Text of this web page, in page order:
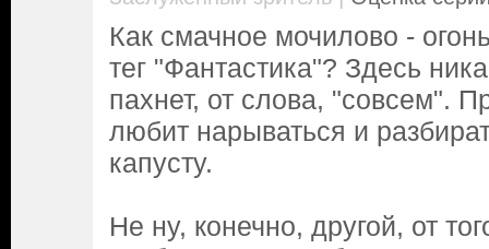
Как смачное мочилово -
тег "Фантастика"? Здесь
пахнет, от слова, "совсем".
любит нарываться и
капусту.
Не ну, конечно, другой, от